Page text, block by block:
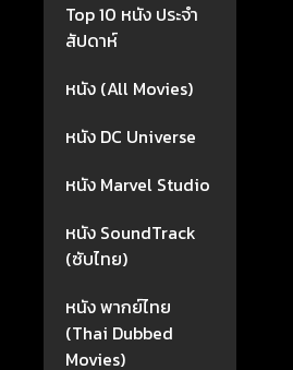
Top 10 หนัง ประจำ
สัปดาห์
หนัง (All Movies)
หนัง DC Universe
หนัง Marvel Studio
หนัง SoundTrack
(ซับไทย)
หนัง พากย์ไทย
(Thai Dubbed
Movies)